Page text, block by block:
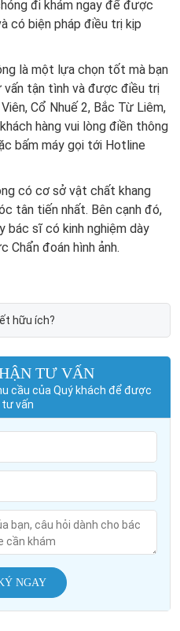
đi khám ngay để được
có biện pháp điều trị kịp
là một lựa chọn tốt mà bạn
tận tình và được điều trị
Cổ Nhuế 2, Bắc Từ Liêm,
hàng vui lòng điền thông
bấm máy gọi tới Hotline
có cơ sở vật chất khang
tân tiến nhất. Bên cạnh đó,
bác sĩ có kinh nghiệm dày
Chẩn đoán hình ảnh.
hữu ích?
TƯ VẤN
cầu của Quý khách để được
vấn
NGAY